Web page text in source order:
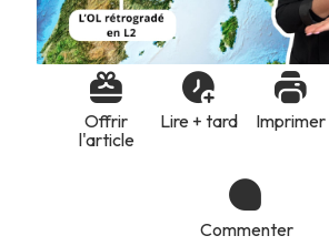
Offrir
l'article
Lire + tard Imprimer
Commenter